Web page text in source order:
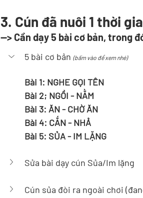
3. Cún đã nuôi 1 thời
--> Cần dạy 5 bài cơ bản, trong
5 bài cơ bản (bấm vào để xem nhé)
Bài 1: NGHE GỌI TÊN
Bài 2; NGỒI - NẰM
Bài 3: ĂN - CHỜ ĂN
Bài 4: CẮN - NHẢ
Bài 5: SỦA - IM LẶNG
Sửa bài dạy cún Sủa/Im lặng
Cún sủa đòi ra ngoài chơi